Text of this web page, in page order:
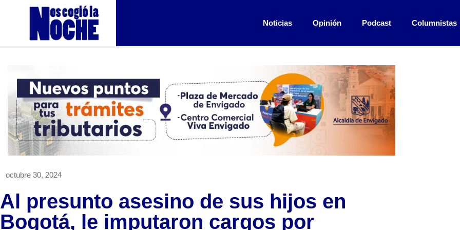
Noticias Opinión Podcast Columnistas
octubre 30, 2024
Al presunto asesino de sus hijos en
Bogotá, le imputaron cargos por